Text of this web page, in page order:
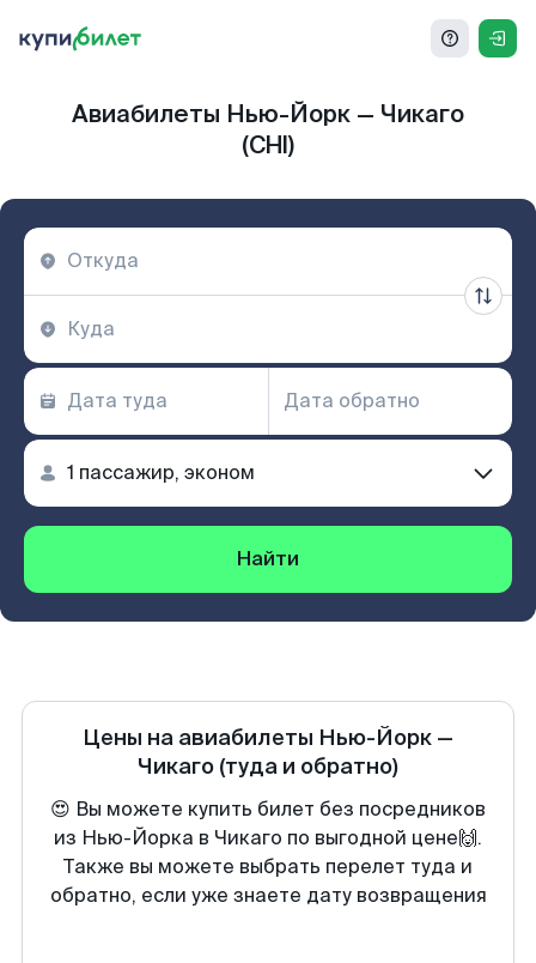
Авиабилеты Нью-Йорк — Чикаго
(CHI)
Найти
Цены на авиабилеты Нью-Йорк —
Чикаго (туда и обратно)
😍 Вы можете купить билет без посредников
из Нью-Йорка в Чикаго по выгодной цене🙌.
Также вы можете выбрать перелет туда и
обратно, если уже знаете дату возвращения